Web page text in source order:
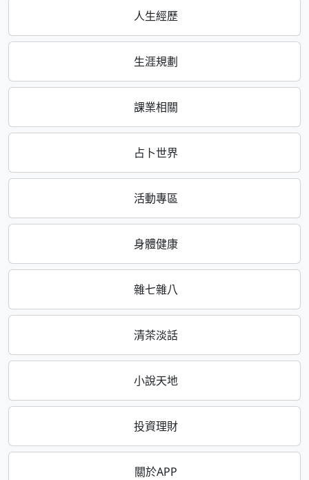
人生經歷
生涯規劃
課業相關
占卜世界
活動專區
身體健康
雜七雜八
清茶淡話
小說天地
投資理財
關於APP